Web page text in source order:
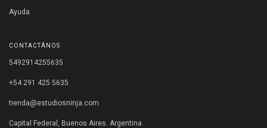
Ayuda
CONTACTÁNOS
5492914255635
+54 291 425 5635
tienda@estudiosninja.com
Capital Federal, Buenos Aires. Argentina.